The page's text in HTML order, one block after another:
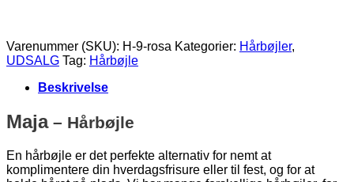
Varenummer (SKU): H-9-rosa Kategorier: Hårbøjler,
UDSALG Tag: Hårbøjle
Beskrivelse
Maja – Hårbøjle
En hårbøjle er det perfekte alternativ for nemt at
komplimentere din hverdagsfrisure eller til fest, og for at